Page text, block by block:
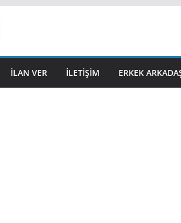
İLAN VER İLETIŞIM ERKEK